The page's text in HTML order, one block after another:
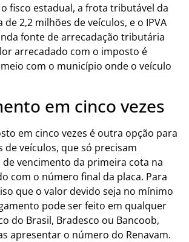
fisco estadual, a frota tributável da
de 2,2 milhões de veículos, e o IPVA
fonte de arrecadação tributária
arrecadado com o imposto é
com o município onde o veículo
em cinco vezes
em cinco vezes é outra opção para
veículos, que só precisam
vencimento da primeira cota na
com o número final da placa. Para
que o valor devido seja no mínimo
pode ser feito em qualquer
do Brasil, Bradesco ou Bancoob,
apresentar o número do Renavam.